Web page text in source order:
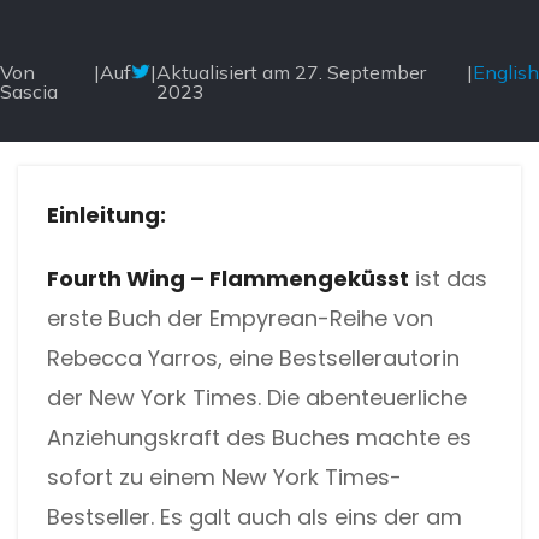
PDF in PowerPoint
PDF in DWG
PDF in JPG
Word in PDF
Excel in PDF
Häufig
Komprimieren Sie ein PDF, um die Dateigröße ohne
Qualitätsverlust zu reduzieren.
Erstellen
Dokumenten, einschließlich .docx, .xls, epub usw.
Kommentieren Sie ein PDF, indem Sie Text eingeben und
hervorheben, Notizen hinzufügen und mehr.
Von
Sascia
|Auf |Aktualisiert am 27. September
2023
|English
Einleitung:
Fourth Wing – Flammengeküsst ist das
erste Buch der Empyrean-Reihe von
Rebecca Yarros, eine Bestsellerautorin
der New York Times. Die abenteuerliche
Anziehungskraft des Buches machte es
sofort zu einem New York Times-
Bestseller. Es galt auch als eins der am